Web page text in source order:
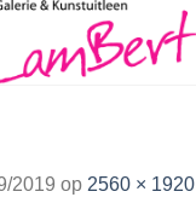
2019 op 2560 × 1920